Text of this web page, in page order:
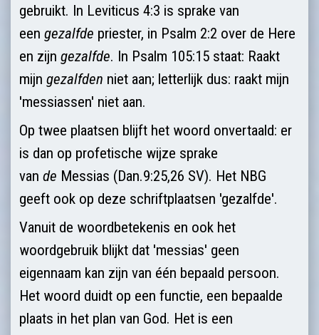
gebruikt. In Leviticus 4:3 is sprake van
een gezalfde priester, in Psalm 2:2 over de Here
en zijn gezalfde. In Psalm 105:15 staat: Raakt
mijn gezalfden niet aan; letterlijk dus: raakt mijn
'messiassen' niet aan.
Op twee plaatsen blijft het woord onvertaald: er
is dan op profetische wijze sprake
van de Messias (Dan.9:25,26 SV). Het NBG
geeft ook op deze schriftplaatsen 'gezalfde'.
Vanuit de woordbetekenis en ook het
woordgebruik blijkt dat 'messias' geen
eigennaam kan zijn van één bepaald persoon.
Het woord duidt op een functie, een bepaalde
plaats in het plan van God. Het is een